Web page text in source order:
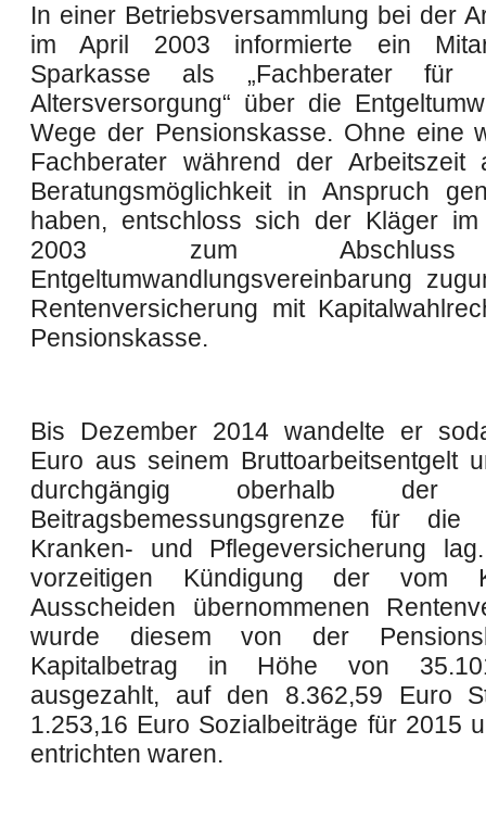
In einer Betriebsversammlung bei der
im April 2003 informierte ein
Sparkasse als „Fachberater für
Altersversorgung“ über die
Wege der Pensionskasse. Ohne eine
Fachberater während der Arbeitszeit
Beratungsmöglichkeit in Anspruch
haben, entschloss sich der Kläger im
2003 zum
Entgeltumwandlungsvereinbarung
Rentenversicherung mit
Pensionskasse.
Bis Dezember 2014 wandelte er
Euro aus seinem Bruttoarbeitsentgelt
durchgängig oberhalb der
Beitragsbemessungsgrenze für die
Kranken- und Pflegeversicherung
vorzeitigen Kündigung der vom
Ausscheiden übernommenen
wurde diesem von der
Kapitalbetrag in Höhe von
ausgezahlt, auf den 8.362,59 Euro
1.253,16 Euro Sozialbeiträge für 2015
entrichten waren.